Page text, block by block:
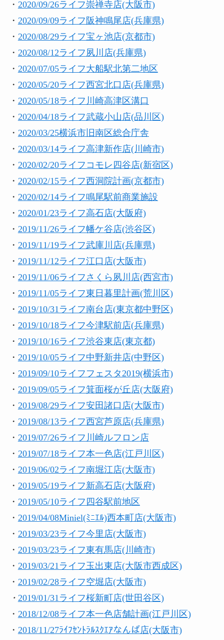
・ 2020/09/26ライフ崇禅寺店(大阪市)
・ 2020/09/09ライフ阪神鳴尾店(兵庫県)
・ 2020/08/29ライフ宝ヶ池店(京都市)
・ 2020/08/12ライフ夙川店(兵庫県)
・ 2020/07/05ライフ大船駅北第二地区
・ 2020/05/20ライフ西宮北口店(兵庫県)
・ 2020/05/18ライフ川崎高津区溝口
・ 2020/04/18ライフ武蔵小山店(品川区)
・ 2020/03/25横浜市旧南区総合庁舎
・ 2020/03/14ライフ高津新作店(川崎市)
・ 2020/02/20ライフコモレ四谷店(新宿区)
・ 2020/02/15ライフ西洞院計画(京都市)
・ 2020/02/14ライフ鳴尾駅前商業施設
・ 2020/01/23ライフ高石店(大阪府)
・ 2019/11/26ライフ幡ケ谷店(渋谷区)
・ 2019/11/19ライフ武庫川店(兵庫県)
・ 2019/11/12ライフ江口店(大阪市)
・ 2019/11/06ライフさくら夙川店(西宮市)
・ 2019/11/05ライフ東日暮里計画(荒川区)
・ 2019/10/31ライフ南台店(東京都中野区)
・ 2019/10/18ライフ今津駅前店(兵庫県)
・ 2019/10/16ライフ渋谷東店(東京都)
・ 2019/10/05ライフ中野新井店(中野区)
・ 2019/09/10ライフフェスタ2019(横浜市)
・ 2019/09/05ライフ箕面桜が丘店(大阪府)
・ 2019/08/29ライフ安田諸口店(大阪市)
・ 2019/08/13ライフ西宮芦原店(兵庫県)
・ 2019/07/26ライフ川崎ルフロン店
・ 2019/07/18ライフ本一色店(江戸川区)
・ 2019/06/02ライフ南堀江店(大阪市)
・ 2019/05/19ライフ新高石店(大阪府)
・ 2019/05/10ライフ四谷駅前地区
・ 2019/04/08Miniel(ﾐﾆｴﾙ)西本町店(大阪市)
・ 2019/03/23ライフ今里店(大阪市)
・ 2019/03/23ライフ東有馬店(川崎市)
・ 2019/03/21ライフ玉出東店(大阪市西成区)
・ 2019/02/28ライフ空堀店(大阪市)
・ 2019/01/31ライフ桜新町店(世田谷区)
・ 2018/12/08ライフ本一色店舗計画(江戸川区)
・ 2018/11/27ﾗｲﾌｾﾝﾄﾗﾙｽｸｴｱなんば店(大阪市)